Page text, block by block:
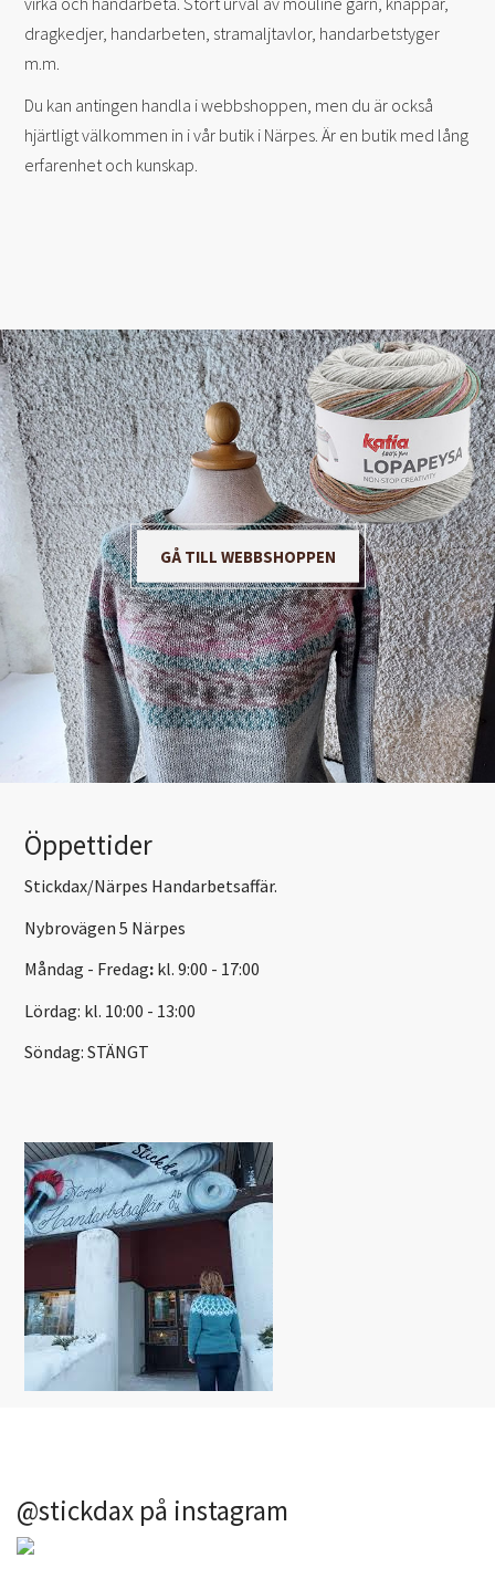
dragkedjer, handarbeten, stramaljtavlor, handarbetstyger
m.m.
Du kan antingen handla i webbshoppen, men du är också
hjärtligt välkommen in i vår butik i Närpes. Är en butik med lång
erfarenhet och kunskap.
GÅ TILL WEBBSHOPPEN
Öppettider
Stickdax/Närpes Handarbetsaffär.
Nybrovägen 5 Närpes
Måndag - Fredag: kl. 9:00 - 17:00
Lördag: kl. 10:00 - 13:00
Söndag: STÄNGT
@stickdax på instagram